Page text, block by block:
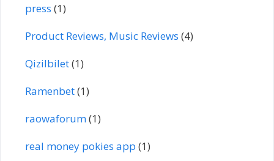
press (1)
Product Reviews, Music Reviews (4)
Qizilbilet(1)
Ramenbet(1)
raowaforum(1)
real money pokies app (1)